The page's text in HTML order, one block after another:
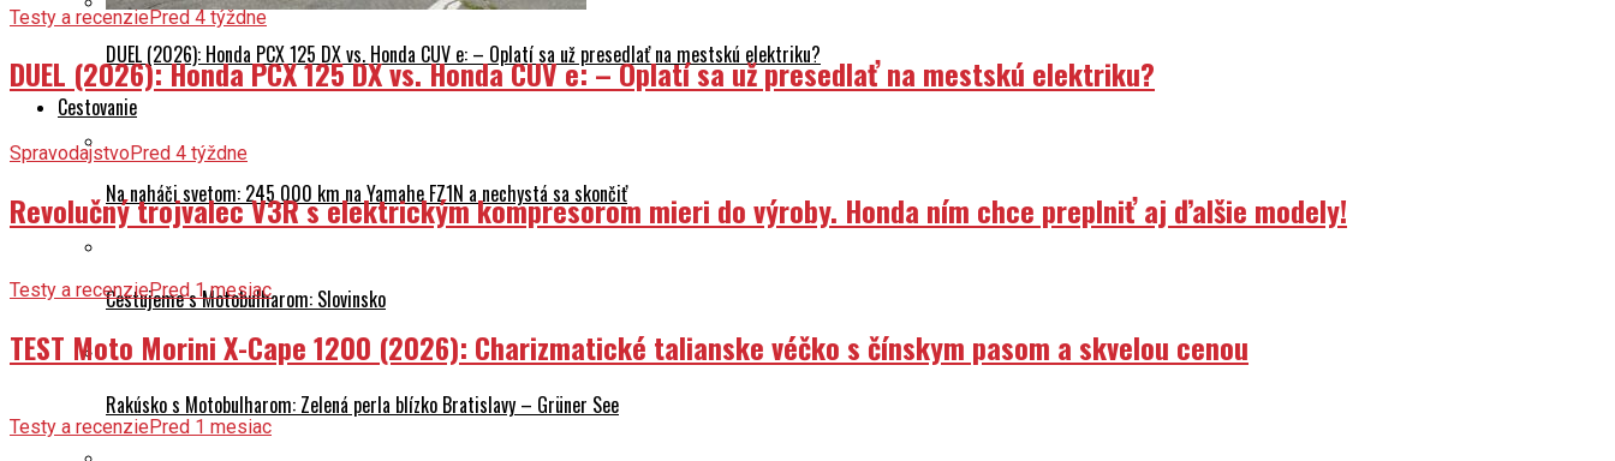
DUEL (2026): Honda PCX 125 DX vs. Honda CUV e: – Oplatí sa už presedlať na mestskú elektriku?
Cestovanie
Na naháči svetom: 245 000 km na Yamahe FZ1N a nechystá sa skončiť
Cestujeme s Motobulharom: Slovinsko
Rakúsko s Motobulharom: Zelená perla blízko Bratislavy – Grüner See
Testy a recenziePred 4 týždne
DUEL (2026): Honda PCX 125 DX vs. Honda CUV e: – Oplatí sa už presedlať na mestskú elektriku?
SpravodajstvoPred 4 týždne
Revolučný trojvalec V3R s elektrickým kompresorom mieri do výroby. Honda ním chce preplniť aj ďalšie modely!
Testy a recenziePred 1 mesiac
TEST Moto Morini X-Cape 1200 (2026): Charizmatické talianske véčko s čínskym pasom a skvelou cenou
Testy a recenziePred 1 mesiac